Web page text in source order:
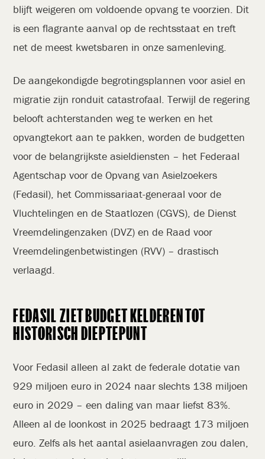
blijft weigeren om voldoende opvang te voorzien. Dit
is een flagrante aanval op de rechtsstaat en treft
net de meest kwetsbaren in onze samenleving.
De aangekondigde begrotingsplannen voor asiel en
migratie zijn ronduit catastrofaal. Terwijl de regering
belooft achterstanden weg te werken en het
opvangtekort aan te pakken, worden de budgetten
voor de belangrijkste asieldiensten – het Federaal
Agentschap voor de Opvang van Asielzoekers
(Fedasil), het Commissariaat-generaal voor de
Vluchtelingen en de Staatlozen (CGVS), de Dienst
Vreemdelingenzaken (DVZ) en de Raad voor
Vreemdelingenbetwistingen (RVV) – drastisch
verlaagd.
FEDASIL ZIET BUDGET KELDEREN TOT
HISTORISCH DIEPTEPUNT
Voor Fedasil alleen al zakt de federale dotatie van
929 miljoen euro in 2024 naar slechts 138 miljoen
euro in 2029 – een daling van maar liefst 83%.
Alleen al de loonkost in 2025 bedraagt 173 miljoen
euro. Zelfs als het aantal asielaanvragen zou dalen,